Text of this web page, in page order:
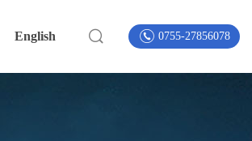
English 0755-27856078